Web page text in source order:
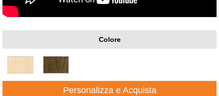
Colore
Personalizza e Acquista